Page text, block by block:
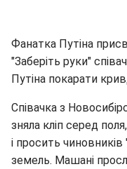
Фанатка Путіна
"Заберіть руки"
Путіна покарати
Співачка з
зняла кліп серед
і просить
земель. Машані